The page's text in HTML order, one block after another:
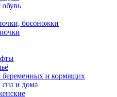
босоножки
беременных и кормящих
и дома